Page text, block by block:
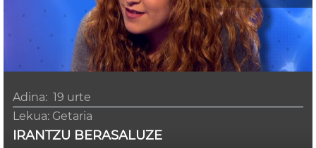
Adina: 19 urte
Lekua: Getaria
IRANTZU BERASALUZE